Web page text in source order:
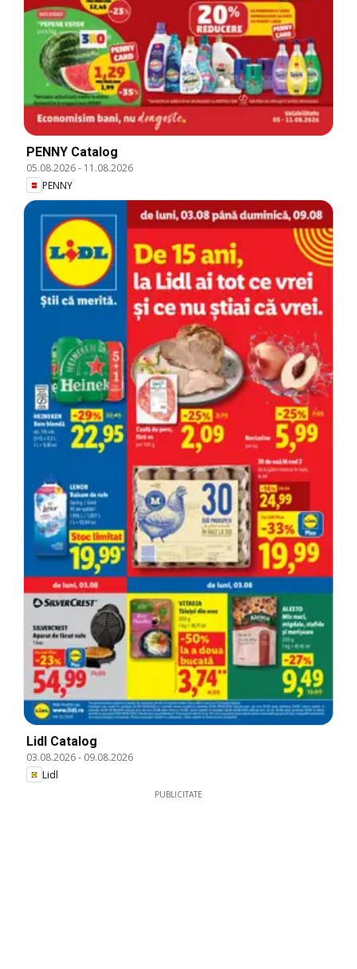
PENNY Catalog
05.08.2026- 11.08.2026
PENNY
Lidl Catalog
03.08.2026- 09.08.2026
Lidl
PUBLICITATE